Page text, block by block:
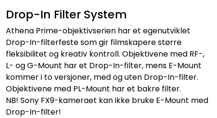
Drop-In Filter System
Athena Prime-objektivserien har et egenutviklet
Drop-In-filterfeste som gir filmskapere større
fleksibilitet og kreativ kontroll. Objektivene med RF-,
L- og G-Mount har et Drop-In-filter, mens E-Mount
kommer i to versjoner, med og uten Drop-In-filter.
Objektivene med PL-Mount har et bakre filter.
NB! Sony FX9-kameraet kan ikke bruke E-Mount med
Drop-In-filter!